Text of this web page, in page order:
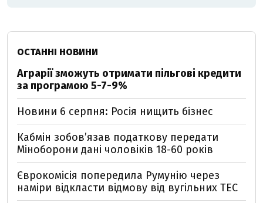
ОСТАННІ НОВИНИ
Аграрії зможуть отримати пільгові кредити
за програмою 5-7-9%
Новини 6 серпня: Росія нищить бізнес
Кабмін зобовʼязав податкову передати
Міноборони дані чоловіків 18-60 років
Єврокомісія попередила Румунію через
наміри відкласти відмову від вугільних ТЕС